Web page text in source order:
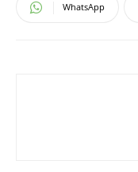
WhatsApp